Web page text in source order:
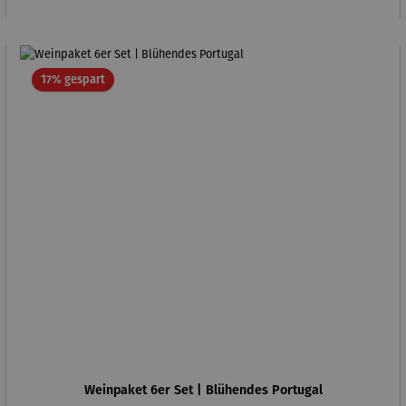
17% gespartRabatt
Weinpaket 6er Set | Blühendes Portugal